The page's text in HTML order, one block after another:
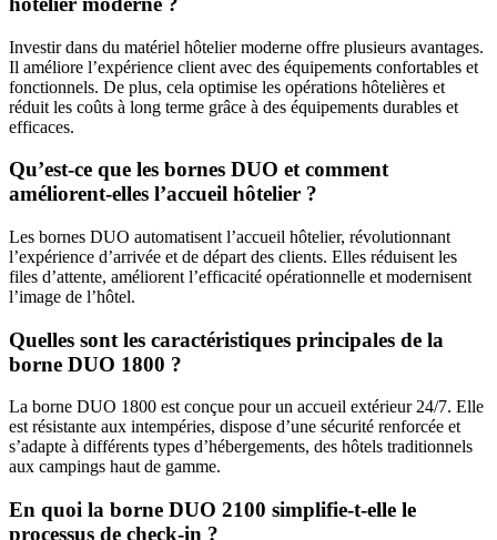
Investir dans du matériel hôtelier moderne offre plusieurs avantages.
Il améliore l’expérience client avec des équipements confortables et
fonctionnels. De plus, cela optimise les opérations hôtelières et
réduit les coûts à long terme grâce à des équipements durables et
efficaces.
Qu’est-ce que les bornes DUO et comment
améliorent-elles l’accueil hôtelier ?
Les bornes DUO automatisent l’accueil hôtelier, révolutionnant
l’expérience d’arrivée et de départ des clients. Elles réduisent les
files d’attente, améliorent l’efficacité opérationnelle et modernisent
l’image de l’hôtel.
Quelles sont les caractéristiques principales de la
borne DUO 1800 ?
La borne DUO 1800 est conçue pour un accueil extérieur 24/7. Elle
est résistante aux intempéries, dispose d’une sécurité renforcée et
s’adapte à différents types d’hébergements, des hôtels traditionnels
aux campings haut de gamme.
En quoi la borne DUO 2100 simplifie-t-elle le
processus de check-in ?